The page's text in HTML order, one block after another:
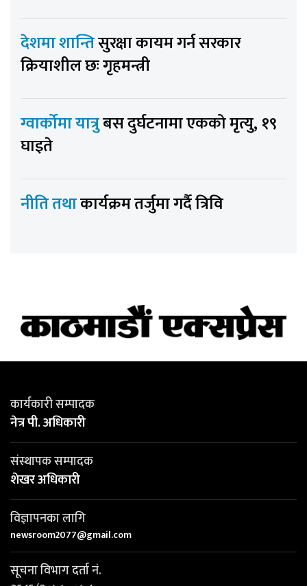
देशमा शान्तिसुरक्षा कायम गर्न सरकार
क्रियाशील छः गृहमन्त्री
ग्वार्कोमा यात्रुबस दुर्घटनामा एकको मृत्यु, १९
घाइते
नीति तथाकार्यक्रम तर्जुमा गर्दै त्रिवि
कार्यकारी सम्पादक
नेत्र पी. अधिकारी
संस्थापक सम्पादक
शेखर अधिकारी
विज्ञापनका लागि
newsroom2077@gmail.com
सूचना विभाग दर्ता नं.